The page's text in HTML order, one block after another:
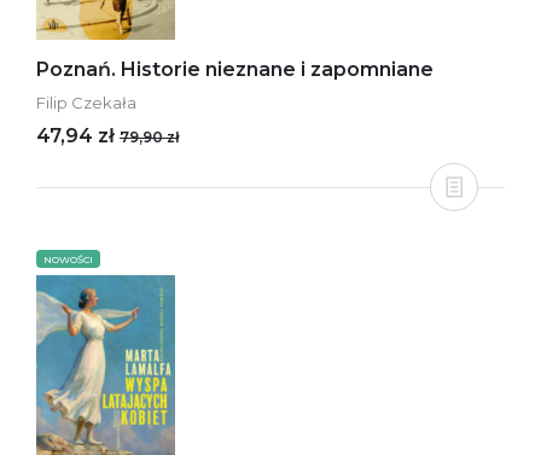
Poznań. Historie nieznane i zapomniane
Filip Czekała
47,94 zł 79,90 zł
NOWOŚCI